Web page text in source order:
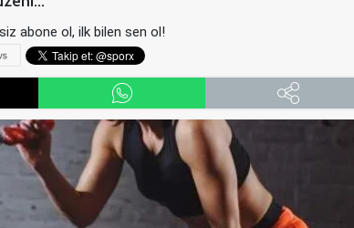
abone ol, ilk bilen sen ol!